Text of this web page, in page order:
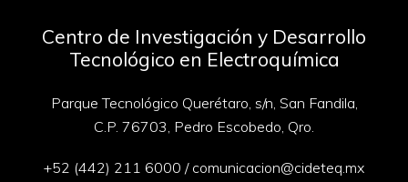
Centro de Investigación y Desarrollo
Tecnológico en Electroquímica
Parque Tecnológico Querétaro, s/n, San Fandila,
C.P. 76703, Pedro Escobedo, Qro.
+52 (442) 211 6000 / comunicacion@cideteq.mx